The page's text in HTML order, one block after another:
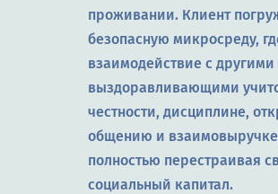
проживании. Клиент
безопасную микросреду,
взаимодействие с другими
выздоравливающими
честности, дисциплине,
общению и
полностью перестраивая
социальный капитал.